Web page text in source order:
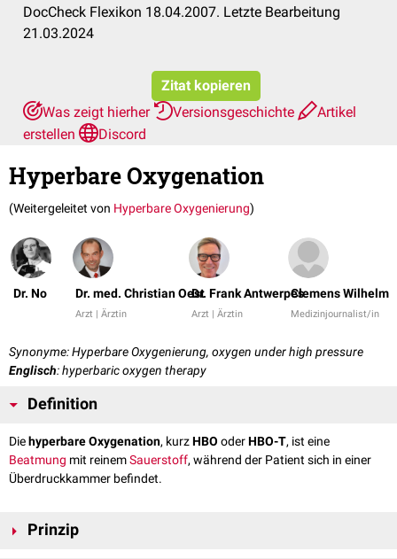
DocCheck Flexikon 18.04.2007. Letzte Bearbeitung
21.03.2024
Zitat kopieren
Was zeigt hierher
Versionsgeschichte
Artikel
erstellen
Discord
Hyperbare Oxygenation
(Weitergeleitet von Hyperbare Oxygenierung)
Dr. No Dr. med. Christian Oest
Arzt | Ärztin
Dr. Frank Antwerpes
Arzt | Ärztin
Clemens Wilhelm
Medizinjournalist/in
Synonyme: Hyperbare Oxygenierung, oxygen under high pressure
Englisch: hyperbaric oxygen therapy
Definition
Diehyperbare Oxygenation, kurzHBO oderHBO-T, ist eine
Beatmung mit reinemSauerstoff, während der Patient sich in einer
Überdruckkammer befindet.
Prinzip